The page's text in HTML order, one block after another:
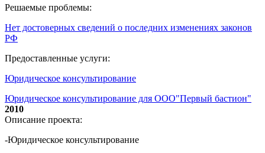
Решаемые проблемы:
Нет достоверных сведений о последних изменениях законов
РФ
Предоставленные услуги:
Юридическое консультирование
Юридическое консультирование для ООО"Первый бастион"
2010
Описание проекта:
-Юридическое консультирование